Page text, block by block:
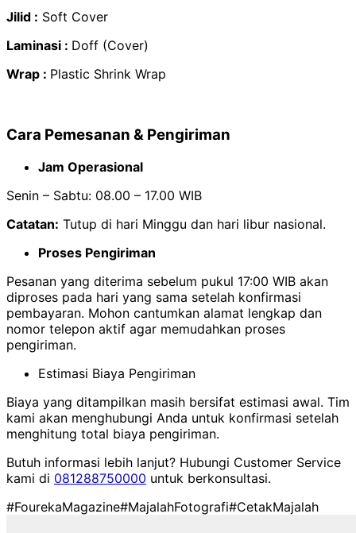
Jilid : Soft Cover
Laminasi : Doff (Cover)
Wrap : Plastic Shrink Wrap
Cara Pemesanan & Pengiriman
Jam Operasional
Senin – Sabtu: 08.00 – 17.00 WIB
Catatan: Tutup di hari Minggu dan hari libur nasional.
Proses Pengiriman
Pesanan yang diterima sebelum pukul 17:00 WIB akan
diproses pada hari yang sama setelah konfirmasi
pembayaran. Mohon cantumkan alamat lengkap dan
nomor telepon aktif agar memudahkan proses
pengiriman.
Estimasi Biaya Pengiriman
Biaya yang ditampilkan masih bersifat estimasi awal. Tim
kami akan menghubungi Anda untuk konfirmasi setelah
menghitung total biaya pengiriman.
Butuh informasi lebih lanjut? Hubungi Customer Service
kami di 081288750000 untuk berkonsultasi.
#FourekaMagazine#MajalahFotografi#CetakMajalah